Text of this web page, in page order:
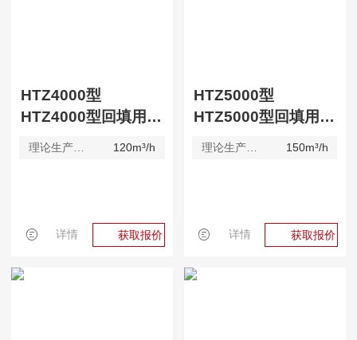
HTZ4000型
HTZ4000型回填用搅拌站
理论生产效率 120m³/h
详情 获取报价
HTZ5000型
HTZ5000型回填用搅拌站
理论生产效率 150m³/h
详情 获取报价